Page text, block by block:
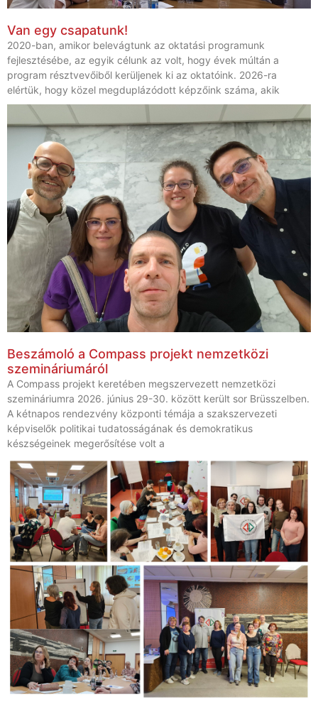
Van egy csapatunk!
2020-ban, amikor belevágtunk az oktatási programunk
fejlesztésébe, az egyik célunk az volt, hogy évek múltán a
program résztvevőiből kerüljenek ki az oktatóink. 2026-ra
elértük, hogy közel megduplázódott képzőink száma, akik
Beszámoló a Compass projekt nemzetközi
szemináriumáról
A Compass projekt keretében megszervezett nemzetközi
szemináriumra 2026. június 29-30. között került sor Brüsszelben.
A kétnapos rendezvény központi témája a szakszervezeti
képviselők politikai tudatosságának és demokratikus
készségeinek megerősítése volt a